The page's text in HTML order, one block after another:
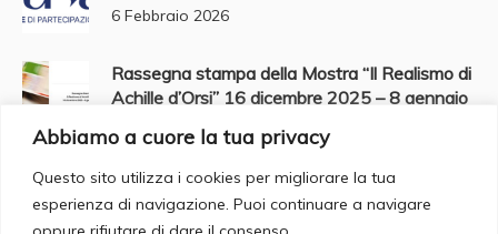
Abbiamo a cuore la tua privacy
Questo sito utilizza i cookies per migliorare la tua
esperienza di navigazione. Puoi continuare a navigare
6 Febbraio 2026
Rassegna stampa della Mostra “Il Realismo di
Achille d’Orsi” 16 dicembre 2025 – 8 gennaio
Buone feste da MUSAP